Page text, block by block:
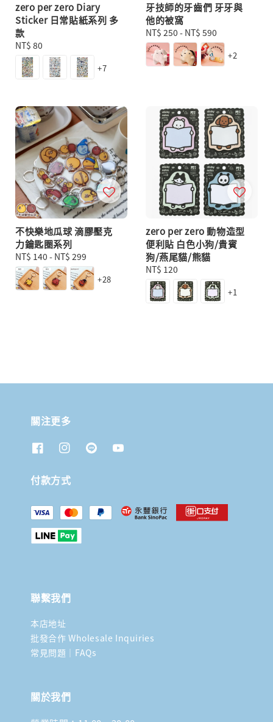
zero per zero Diary
Sticker 日常貼紙系列 多
款
Regular
price
NT$ 80
+7
牙技師的牙齒們 牙牙與
他的被窩
Regular
price
NT$ 250 - NT$ 590
+2
不快樂地瓜球 滴膠壓克
力鑰匙圈系列
Regular
price
NT$ 140 - NT$ 299
+28
zero per zero 動物造型
便利貼 白色小狗/貴賓
狗/燕尾貓/熊貓
Regular
price
NT$ 120
+1
關注更多
付款方式
聯繫我們
本店地址
批發合作 Wholesale Inquiries
常見問題｜FAQs
關於我們